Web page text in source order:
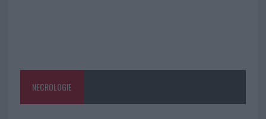
NECROLOGIE